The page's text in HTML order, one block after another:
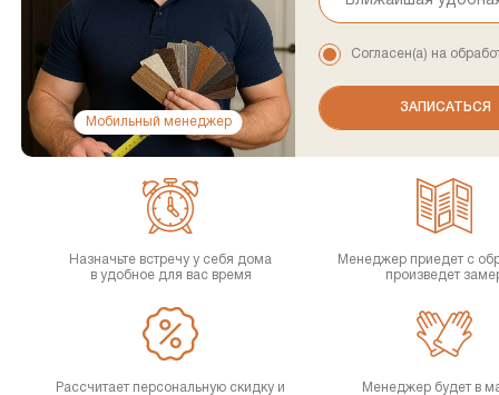
Мобильный менеджер
Согласен(а) на
Назначьте встречу у себя дома
в удобное для вас время
Менеджер приедет с
произведет
Рассчитает персональную скидку и
Менеджер будет в